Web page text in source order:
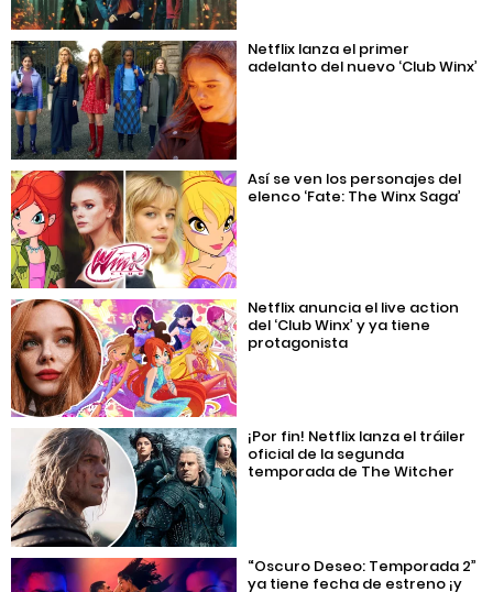
Netflix lanza el primer
adelanto del nuevo ‘Club Winx’
Así se ven los personajes del
elenco ‘Fate: The Winx Saga’
Netflix anuncia el live action
del ‘Club Winx’ y ya tiene
protagonista
¡Por fin! Netflix lanza el tráiler
oficial de la segunda
temporada de The Witcher
“Oscuro Deseo: Temporada 2”
ya tiene fecha de estreno ¡y